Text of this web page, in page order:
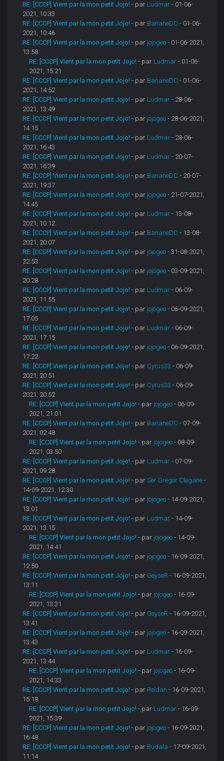
RE: [CCCP] Vient par la mon petit Jojo! - par Ludmar - 01-06-
2021, 10:33
RE: [CCCP] Vient par la mon petit Jojo! - par BananeDC - 01-06-
2021, 10:46
RE: [CCCP] Vient par la mon petit Jojo! - par jojogeo - 01-06-2021,
13:58
RE: [CCCP] Vient par la mon petit Jojo! - par Ludmar - 01-06-
2021, 15:21
RE: [CCCP] Vient par la mon petit Jojo! - par BananeDC - 01-06-
2021, 14:52
RE: [CCCP] Vient par la mon petit Jojo! - par Ludmar - 28-06-
2021, 13:49
RE: [CCCP] Vient par la mon petit Jojo! - par jojogeo - 28-06-2021,
14:15
RE: [CCCP] Vient par la mon petit Jojo! - par Ludmar - 28-06-
2021, 16:43
RE: [CCCP] Vient par la mon petit Jojo! - par Ludmar - 20-07-
2021, 16:39
RE: [CCCP] Vient par la mon petit Jojo! - par BananeDC - 20-07-
2021, 19:37
RE: [CCCP] Vient par la mon petit Jojo! - par jojogeo - 21-07-2021,
14:45
RE: [CCCP] Vient par la mon petit Jojo! - par Ludmar - 13-08-
2021, 10:12
RE: [CCCP] Vient par la mon petit Jojo! - par BananeDC - 13-08-
2021, 20:07
RE: [CCCP] Vient par la mon petit Jojo! - par jojogeo - 31-08-2021,
22:53
RE: [CCCP] Vient par la mon petit Jojo! - par jojogeo - 03-09-2021,
20:28
RE: [CCCP] Vient par la mon petit Jojo! - par Ludmar - 06-09-
2021, 11:55
RE: [CCCP] Vient par la mon petit Jojo! - par jojogeo - 06-09-2021,
17:05
RE: [CCCP] Vient par la mon petit Jojo! - par Ludmar - 06-09-
2021, 17:15
RE: [CCCP] Vient par la mon petit Jojo! - par jojogeo - 06-09-2021,
17:22
RE: [CCCP] Vient par la mon petit Jojo! - par Cyrus33 - 06-09-
2021, 20:51
RE: [CCCP] Vient par la mon petit Jojo! - par Cyrus33 - 06-09-
2021, 20:52
RE: [CCCP] Vient par la mon petit Jojo! - par jojogeo - 06-09-
2021, 21:01
RE: [CCCP] Vient par la mon petit Jojo! - par BananeDC - 07-09-
2021, 02:48
RE: [CCCP] Vient par la mon petit Jojo! - par jojogeo - 08-09-
2021, 03:50
RE: [CCCP] Vient par la mon petit Jojo! - par Ludmar - 07-09-
2021, 09:28
RE: [CCCP] Vient par la mon petit Jojo! - parSer Gregor Clegane -
14-09-2021, 12:30
RE: [CCCP] Vient par la mon petit Jojo! - par jojogeo - 14-09-2021,
13:01
RE: [CCCP] Vient par la mon petit Jojo! - par Ludmar - 14-09-
2021, 13:15
RE: [CCCP] Vient par la mon petit Jojo! - par jojogeo - 14-09-
2021, 14:41
RE: [CCCP] Vient par la mon petit Jojo! - par jojogeo - 16-09-2021,
12:50
RE: [CCCP] Vient par la mon petit Jojo! - par GeyseR - 16-09-2021,
13:11
RE: [CCCP] Vient par la mon petit Jojo! - par jojogeo - 16-09-
2021, 13:31
RE: [CCCP] Vient par la mon petit Jojo! - par GeyseR - 16-09-2021,
13:41
RE: [CCCP] Vient par la mon petit Jojo! - par jojogeo - 16-09-2021,
13:43
RE: [CCCP] Vient par la mon petit Jojo! - par Ludmar - 16-09-
2021, 13:44
RE: [CCCP] Vient par la mon petit Jojo! - par jojogeo - 16-09-
2021, 14:33
RE: [CCCP] Vient par la mon petit Jojo! - par Reldan - 16-09-2021,
15:18
RE: [CCCP] Vient par la mon petit Jojo! - par Ludmar - 16-09-
2021, 15:39
RE: [CCCP] Vient par la mon petit Jojo! - par jojogeo - 16-09-2021,
16:48
RE: [CCCP] Vient par la mon petit Jojo! - par Budala - 17-09-2021,
11:14